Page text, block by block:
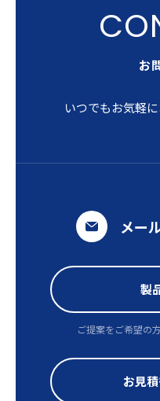
お
いつでもお気軽
メー
製
ご提案をご希望の
お見